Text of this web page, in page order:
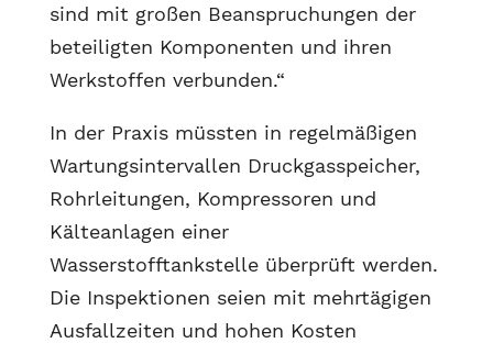
sind mit großen Beanspruchungen der
beteiligten Komponenten und ihren
Werkstoffen verbunden.“
In der Praxis müssten in regelmäßigen
Wartungsintervallen Druckgasspeicher,
Rohrleitungen, Kompressoren und
Kälteanlagen einer
Wasserstofftankstelle überprüft werden.
Die Inspektionen seien mit mehrtägigen
Ausfallzeiten und hohen Kosten